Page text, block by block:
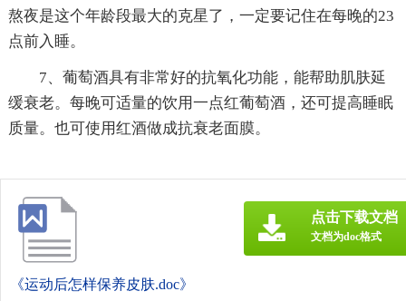
熬夜是这个年龄段最大的克星了，一定要记住在每晚的23
点前入睡。
7、葡萄酒具有非常好的抗氧化功能，能帮助肌肤延
缓衰老。每晚可适量的饮用一点红葡萄酒，还可提高睡眠
质量。也可使用红酒做成抗衰老面膜。
《运动后怎样保养皮肤.doc》
点击下载文档
文档为doc格式